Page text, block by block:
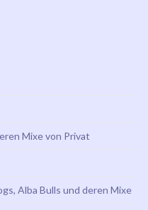
Mixe von Privat
Alba Bulls und deren Mixe